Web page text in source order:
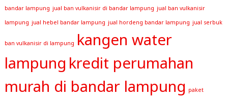
bandar lampung jual ban vulkanisir di bandar lampung jual ban vulkanisir
lampung jual hebel bandar lampung jual hordeng bandar lampung jual serbuk
ban vulkanisir di lampung kangen water
lampung kredit perumahan
murah di bandar lampung paket